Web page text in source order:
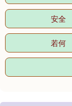
安全
若何